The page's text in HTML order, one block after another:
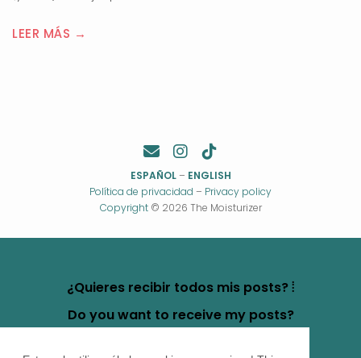
LEER MÁS →
ESPAÑOL– ENGLISH
Política de privacidad – Privacy policy
Copyright© 2026 The Moisturizer
¿Quieres recibir todos mis posts? ⦙
Do you want to receive my posts?